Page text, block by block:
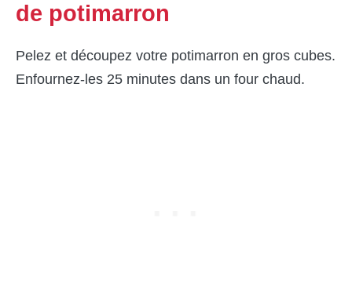
de potimarron
Pelez et découpez votre potimarron en gros cubes.
Enfournez-les 25 minutes dans un four chaud.